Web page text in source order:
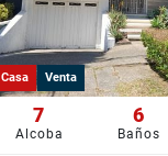
Casa Venta
7
Alcoba
6
Baños